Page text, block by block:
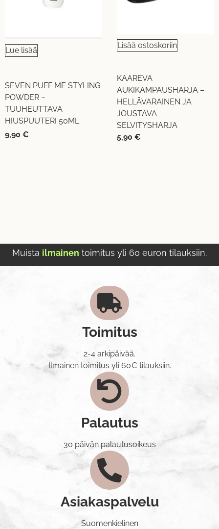
Lue lisää
SEVEN PUFF ME STYLING
POWDER –
TUUHEUTTAVA
HIUSPUUTERI 50ML
9,90 €
Lisää ostoskoriin
KAAREVA
AUKIKAMPAUSHARJA –
HELLÄVARAINEN JA
JOUSTAVA
SELVITYSHARJA
5,90 €
Muista ilmainen toimitus yli 60 euron tilauksiin.
Toimitus
2-4 arkipäivää.
Ilmainen toimitus yli 60€ tilauksiin.
Palautus
30 päivän palautusoikeus
Asiakaspalvelu
Suomenkielinen